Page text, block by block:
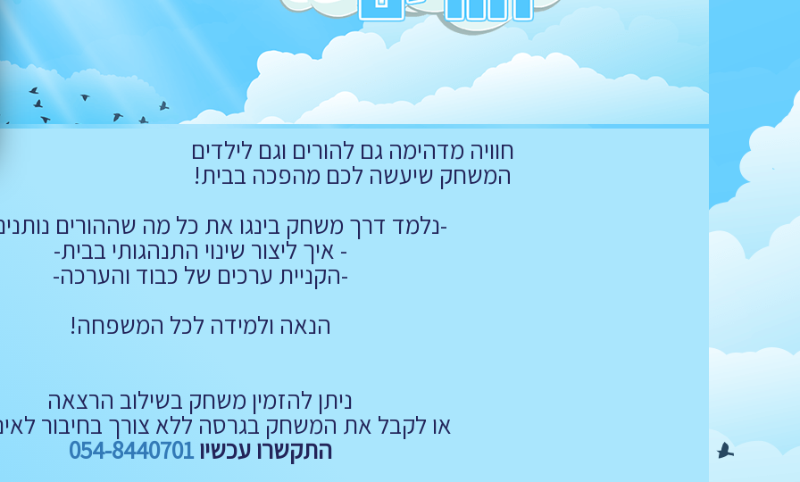
חוויה מדהימה גם להורים וגם לילדים
המשחק שיעשה לכם מהפכה בבית!
-נלמד דרך משחק בינגו את כל מה שההורים
- איך ליצור שינוי התנהגותי בבית-
-הקניית ערכים של כבוד והערכה-
הנאה ולמידה לכל המשפחה!
ניתן להזמין משחק בשילוב הרצאה
או לקבל את המשחק בגרסה ללא צורך בחיבור
התקשרו עכשיו054-8440701